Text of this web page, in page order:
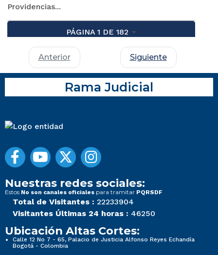
Providencias...
PÁGINA 1 DE 182
Anterior Siguiente
Rama Judicial
Nuestras redes sociales:
Estos No son canales oficiales para tramitar PQRSDF
Total de Visitantes : 22233904
Visitantes Últimas 24 horas : 46250
Ubicación Altas Cortes:
Calle 12 No 7 - 65, Palacio de Justicia Alfonso Reyes Echandía
Bogotá - Colombia